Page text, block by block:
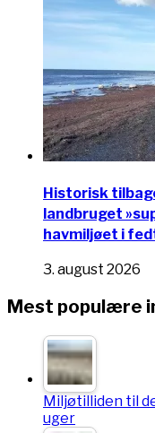
Historisk
landbruget
havmiljøet i
3. august 2026
Mest populære
Miljøtilliden til
uger